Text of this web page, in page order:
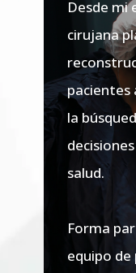
Desde mi
cirujana
pacientes
la
salud.
Forma
equipo de